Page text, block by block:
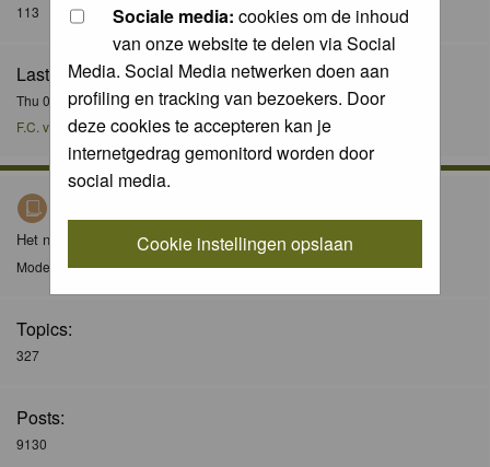
Sociale media: cookies om de inhoud
van onze website te delen via Social
Media. Social Media netwerken doen aan
profiling en tracking van bezoekers. Door
deze cookies te accepteren kan je
internetgedrag gemonitord worden door
social media.
Cookie instellingen opslaan
113
Last Post:
Thu 08 Dec 2016, 21:51
F.C. van der Horst
Het nieuws forum / The news forum
ModeratorModerators
Topics:
327
Posts:
9130